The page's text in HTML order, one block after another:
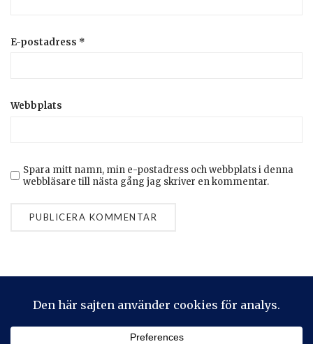
E-postadress *
Webbplats
Spara mitt namn, min e-postadress och webbplats i denna
webbläsare till nästa gång jag skriver en kommentar.
Privacy & Cookies: This site uses cookies. By continuing to use
this website, you agree to their use.
To find out more, including how to control cookies, see here: